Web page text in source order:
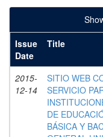
Issue
Date
Title
2015-
12-14
SITIO WEB
SERVICIO
DE
BÁSICA Y